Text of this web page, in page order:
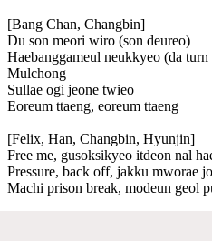
[Bang Chan, Changbin]
Du son meori wiro (son deureo)
Haebanggameul neukkyeo (da turn
Mulchong
Sullae ogi jeone twieo
Eoreum ttaeng, eoreum ttaeng
[Felix, Han, Changbin, Hyunjin]
Free me, gusoksikyeo itdeon nal
Pressure, back off, jakku mworae
Machi prison break, modeun geol